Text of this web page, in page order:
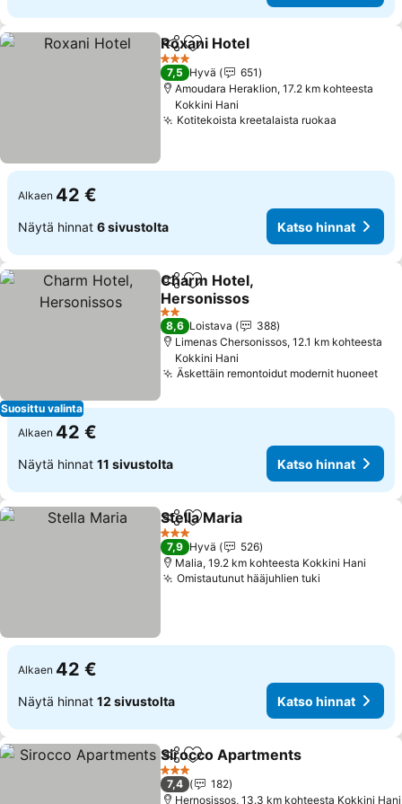
Jaa Lisää suosikkeihin
Roxani Hotel
3 Tähtiluokitus
7,5 Hyvä
651
Amoudara Heraklion, 17.2 km kohteesta
Kokkini Hani
Kotitekoista kreetalaista ruokaa
Alkaen 42 €
Näytä hinnat 6 sivustolta Katso hinnat
Suosittu valinta
Jaa Lisää suosikkeihin
Charm Hotel,
Hersonissos
Katso hinnat
2 Tähtiluokitus
8,6 Loistava
388
Limenas Chersonissos, 12.1 km kohteesta
Kokkini Hani
Äskettäin remontoidut modernit huoneet
Alkaen 42 €
Näytä hinnat 11 sivustolta Katso hinnat
Jaa Lisää suosikkeihin
Stella Maria
3 Tähtiluokitus
7,9 Hyvä
526
Malia, 19.2 km kohteesta Kokkini Hani
Omistautunut hääjuhlien tuki
Alkaen 42 €
Näytä hinnat 12 sivustolta Katso hinnat
Jaa Lisää suosikkeihin
Sirocco Apartments
3 Tähtiluokitus
7,4
182
Hernosissos, 13.3 km kohteesta Kokkini Hani